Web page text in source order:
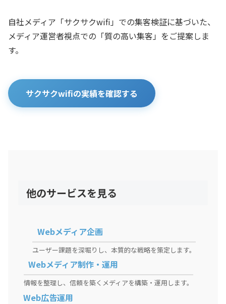
自社メディア「サクサクwifi」での集客検証に基づいた、
メディア運営者視点での「質の高い集客」をご提案しま
す。
サクサクwifiの実績を確認する
他のサービスを見る
Webメディア企画
ユーザー課題を深堀りし、本質的な戦略を策定します。
Webメディア制作・運用
情報を整理し、信頼を築くメディアを構築・運用します。
Web広告運用